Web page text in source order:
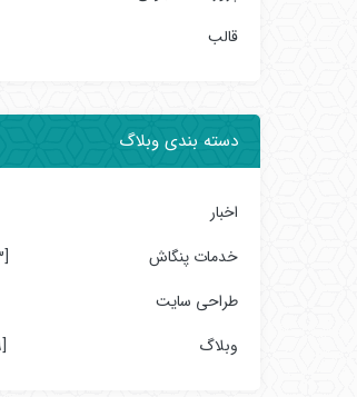
قالب
دسته بندی وبلاگ
اخبار
خدمات پنگاش
[23]
طراحی سایت
وبلاگ
[99]